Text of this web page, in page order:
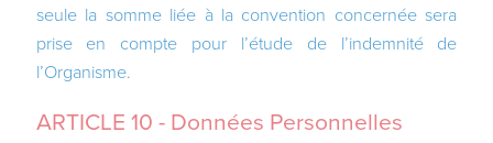
seule la somme liée à la convention concernée sera
prise en compte pour l’étude de l’indemnité de
l’Organisme.
ARTICLE 10 - Données Personnelles